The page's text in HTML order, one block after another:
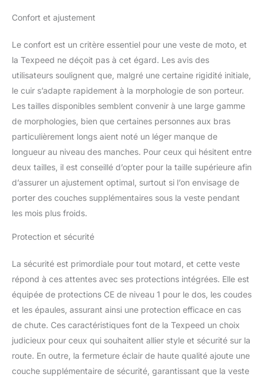
Confort et ajustement
Le confort est un critère essentiel pour une veste de moto, et
la Texpeed ne déçoit pas à cet égard. Les avis des
utilisateurs soulignent que, malgré une certaine rigidité initiale,
le cuir s’adapte rapidement à la morphologie de son porteur.
Les tailles disponibles semblent convenir à une large gamme
de morphologies, bien que certaines personnes aux bras
particulièrement longs aient noté un léger manque de
longueur au niveau des manches. Pour ceux qui hésitent entre
deux tailles, il est conseillé d’opter pour la taille supérieure afin
d’assurer un ajustement optimal, surtout si l’on envisage de
porter des couches supplémentaires sous la veste pendant
les mois plus froids.
Protection et sécurité
La sécurité est primordiale pour tout motard, et cette veste
répond à ces attentes avec ses protections intégrées. Elle est
équipée de protections CE de niveau 1 pour le dos, les coudes
et les épaules, assurant ainsi une protection efficace en cas
de chute. Ces caractéristiques font de la Texpeed un choix
judicieux pour ceux qui souhaitent allier style et sécurité sur la
route. En outre, la fermeture éclair de haute qualité ajoute une
couche supplémentaire de sécurité, garantissant que la veste